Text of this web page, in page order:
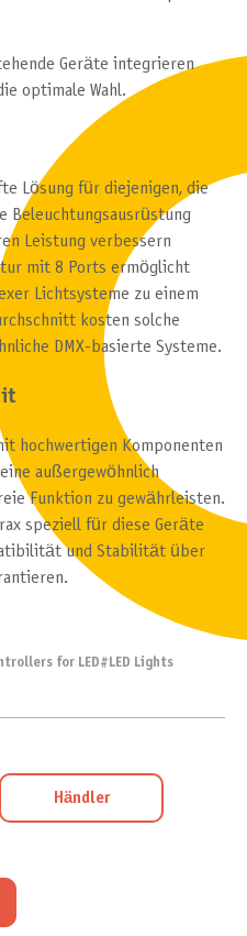
Geräte integrieren
optimale Wahl.
Lösung für diejenigen, die
Beleuchtungsausrüstung
Leistung verbessern
mit 8 Ports ermöglicht
Lichtsysteme zu einem
kosten solche
DMX-basierte Systeme.
hochwertigen Komponenten
außergewöhnlich
Funktion zu gewährleisten.
speziell für diese Geräte
und Stabilität über
for LED# LED Lights
Händler